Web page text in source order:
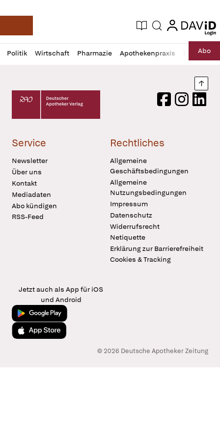
Deutsche Apotheker Zeitung
Aktuelle Ausgabe
Suche login
login
Politik Wirtschaft Pharmazie Apothekenpraxis RechtAbo
Profil
öffnen
Daz
Pur
Deutscher Apotheker Verlag Logo
FacebookInstagram
Service
Newsletter
Über uns
Kontakt
Mediadaten
Abo kündigen
RSS-Feed
Rechtliches
Allgemeine
Geschäftsbedingungen
Allgemeine
Nutzungsbedingungen
Impressum
Datenschutz
Widerrufsrecht
Netiquette
Erklärung zur Barrierefreiheit
Cookies & Tracking
Jetzt auch als App für iOS
und Android
Jetzt bei Google Play
Laden im App Store
© 2026 Deutsche Apotheker Zeitung